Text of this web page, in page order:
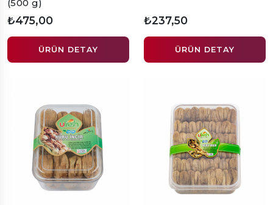
(500 g)
₺475,00
ÜRÜN DETAY
₺237,50
ÜRÜN DETAY